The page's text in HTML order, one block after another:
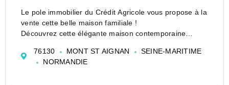
Le pole immobilier du Crédit Agricole vous propose à la
vente cette belle maison familiale !
Découvrez cette élégante maison contemporaine
recherché de La Vatine à Mont Saint Aignan, offrant un
cadre de vie...
76130 MONT ST AIGNAN
SEINE-MARITIME
NORMANDIE